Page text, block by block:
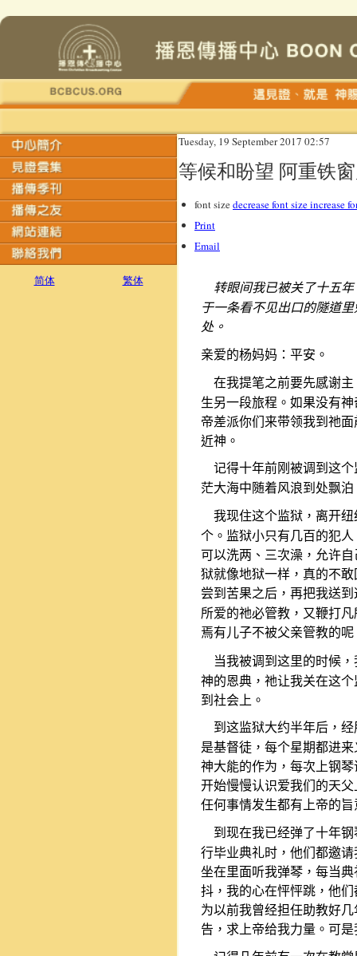
Tuesday, 19 September 2017 02:57
等候和盼望 阿重铁
font sizedecrease font sizeincrease
Print
Email
转眼间我已被关了十五
于一条看不见出口的隧道
处。
亲爱的杨妈妈：平安。
在我提笔之前要先感谢
生另一段旅程。如果没有
帝差派你们来带领我到祂
近神。
记得十年前刚被调到这
茫大海中随着风浪到处飘
我现住这个监狱，离开
个。监狱小只有几百的犯
可以洗两、三次澡，允许
狱就像地狱一样，真的不
尝到苦果之后，再把我送
所爱的祂必管教，又鞭打
焉有儿子不被父亲管教的呢
当我被调到这里的时候
神的恩典，祂让我关在这
到社会上。
到这监狱大约半年后，
是基督徒，每个星期都进
神大能的作为，每次上钢
开始慢慢认识爱我们的天
任何事情发生都有上帝的旨
到现在我已经弹了十年
行毕业典礼时，他们都邀
坐在里面听我弹琴，每当
抖，我的心在怦怦跳，他
为以前我曾经担任助教好
告，求上帝给我力量。可
简体 繁体